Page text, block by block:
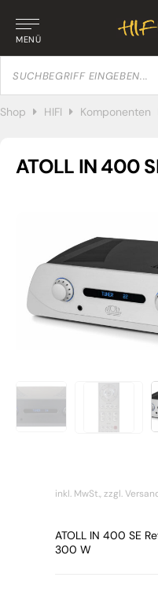
MENÜ
Products
search
Shop HIFI Komponenten
ATOLL IN 400
inkl. MwSt.,zzgl.
ATOLL IN 400 SE
300 W